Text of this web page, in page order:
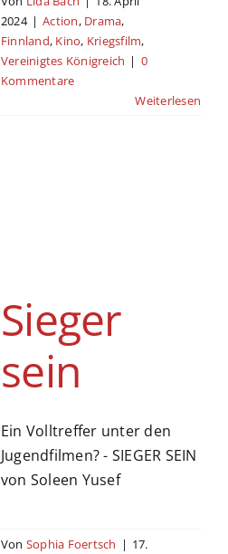
2024 | Action, Drama,
Finnland, Kino, Kriegsfilm,
Vereinigtes Königreich | 0
Kommentare
Weiterlesen
Sieger
sein
Ein Volltreffer unter den
Jugendfilmen? - SIEGER SEIN
von Soleen Yusef
Von Sophia Foertsch | 17.